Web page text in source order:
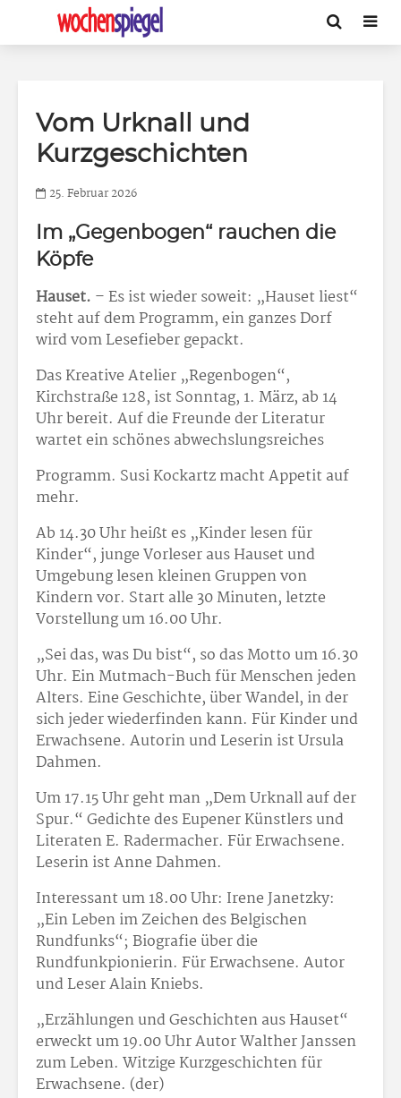
Vom Urknall und
Kurzgeschichten
25. Februar 2026
Im „Gegenbogen“ rauchen die
Köpfe
Hauset. – Es ist wieder soweit: „Hauset liest“
steht auf dem Programm, ein ganzes Dorf
wird vom Lesefieber gepackt.
Das Kreative Atelier „Regenbogen“,
Kirchstraße 128, ist Sonntag, 1. März, ab 14
Uhr bereit. Auf die Freunde der Literatur
wartet ein schönes abwechslungsreiches
Programm. Susi Kockartz macht Appetit auf
mehr.
Ab 14.30 Uhr heißt es „Kinder lesen für
Kinder“, junge Vorleser aus Hauset und
Umgebung lesen kleinen Gruppen von
Kindern vor. Start alle 30 Minuten, letzte
Vorstellung um 16.00 Uhr.
„Sei das, was Du bist“, so das Motto um 16.30
Uhr. Ein Mutmach-Buch für Menschen jeden
Alters. Eine Geschichte, über Wandel, in der
sich jeder wiederfinden kann. Für Kinder und
Erwachsene. Autorin und Leserin ist Ursula
Dahmen.
Um 17.15 Uhr geht man „Dem Urknall auf der
Spur.“ Gedichte des Eupener Künstlers und
Literaten E. Radermacher. Für Erwachsene.
Leserin ist Anne Dahmen.
Interessant um 18.00 Uhr: Irene Janetzky:
„Ein Leben im Zeichen des Belgischen
Rundfunks“; Biografie über die
Rundfunkpionierin. Für Erwachsene. Autor
und Leser Alain Kniebs.
„Erzählungen und Geschichten aus Hauset“
erweckt um 19.00 Uhr Autor Walther Janssen
zum Leben. Witzige Kurzgeschichten für
Erwachsene. (der)